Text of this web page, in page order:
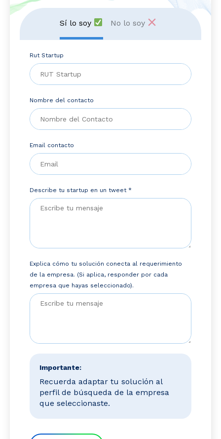
Sí lo soy No lo soy
Rut Startup
Nombre del contacto
Email contacto
Describe tu startup en un tweet *
Explica cómo tu solución conecta al requerimiento
de la empresa. (Si aplica, responder por cada
empresa que hayas seleccionado).
Importante:
Recuerda adaptar tu solución al
perfil de búsqueda de la empresa
que seleccionaste.